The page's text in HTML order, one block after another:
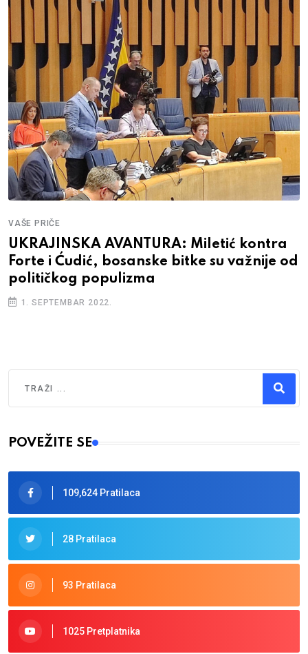
VAŠE PRIČE
UKRAJINSKA AVANTURA: Miletić kontra
Forte i Ćudić, bosanske bitke su važnije od
političkog populizma
1. SEPTEMBAR 2022.
Type 2 or more characters for results.
POVEŽITE SE
109,624 Pratilaca
28 Pratilaca
93 Pratilaca
1025 Pretplatnika